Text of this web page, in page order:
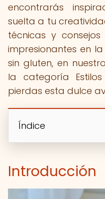
encontrarás
suelta a tu
técnicas y
impresionantes en
sin gluten, en
la categoría
pierdas esta dulce
Índice
Introducción